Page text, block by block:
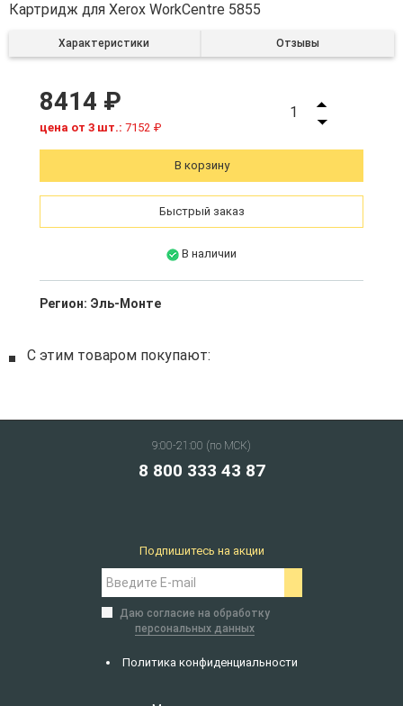
Картридж для Xerox WorkCentre 5855
Характеристики Отзывы
8414 ₽
цена от 3 шт.: 7152 ₽
1
В корзину
Быстрый заказ
В наличии
Регион: Эль-Монте
С этим товаром покупают:
9:00-21:00 (по МСК)
8 800 333 43 87
Политика конфиденциальности
Подпишитесь на акции
Даю согласие на обработку
персональных данных